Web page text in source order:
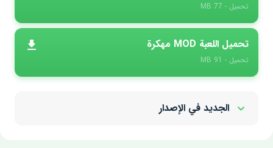
تحميل - 77 MB
تحميل اللعبة MOD مهكرة
تحميل - 91 MB
الجديد في الإصدار